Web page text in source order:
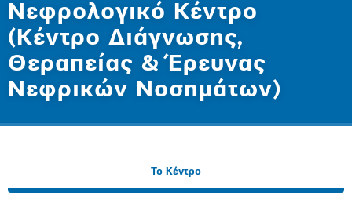
Νεφρολογικό Κέντρο
(Κέντρο Διάγνωσης,
Θεραπείας & Έρευνας
Νεφρικών Νοσημάτων)
Το Κέντρο